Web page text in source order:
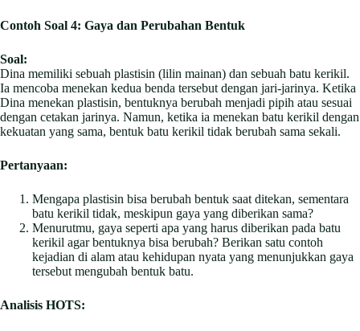
Contoh Soal 4: Gaya dan Perubahan Bentuk
Soal:
Dina memiliki sebuah plastisin (lilin mainan) dan sebuah batu kerikil.
Ia mencoba menekan kedua benda tersebut dengan jari-jarinya. Ketika
Dina menekan plastisin, bentuknya berubah menjadi pipih atau sesuai
dengan cetakan jarinya. Namun, ketika ia menekan batu kerikil dengan
kekuatan yang sama, bentuk batu kerikil tidak berubah sama sekali.
Pertanyaan:
Mengapa plastisin bisa berubah bentuk saat ditekan, sementara
batu kerikil tidak, meskipun gaya yang diberikan sama?
Menurutmu, gaya seperti apa yang harus diberikan pada batu
kerikil agar bentuknya bisa berubah? Berikan satu contoh
kejadian di alam atau kehidupan nyata yang menunjukkan gaya
tersebut mengubah bentuk batu.
Analisis HOTS: